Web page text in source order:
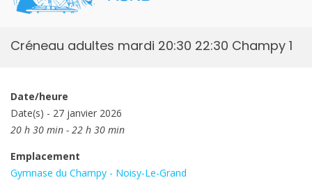
recherche
Créneau adultes mardi 20:30 22:30 Champy 1
Date/heure
Date(s) - 27 janvier 2026
20 h 30 min - 22 h 30 min
Emplacement
Gymnase du Champy - Noisy-Le-Grand